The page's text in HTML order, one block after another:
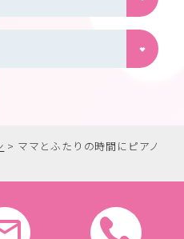
> ママとふたりの時間にピアノ